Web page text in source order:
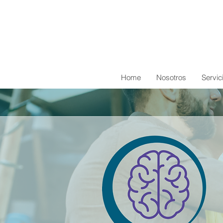
Home Nosotros